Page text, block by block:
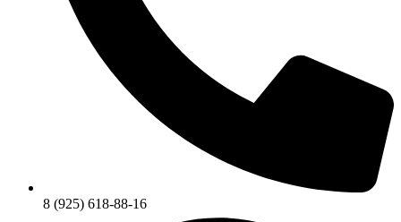
8 (925) 618-88-16